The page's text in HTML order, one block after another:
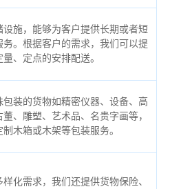
施，能够为客户提供长期或者短
。根据客户的需求，我们可以提
、定点的安排配送。
装的货物如精密仪器、设备、高
、雕塑、艺术品、名贵字画等，
木箱或木架等包装服务。
化需求，我们还提供货物保险、